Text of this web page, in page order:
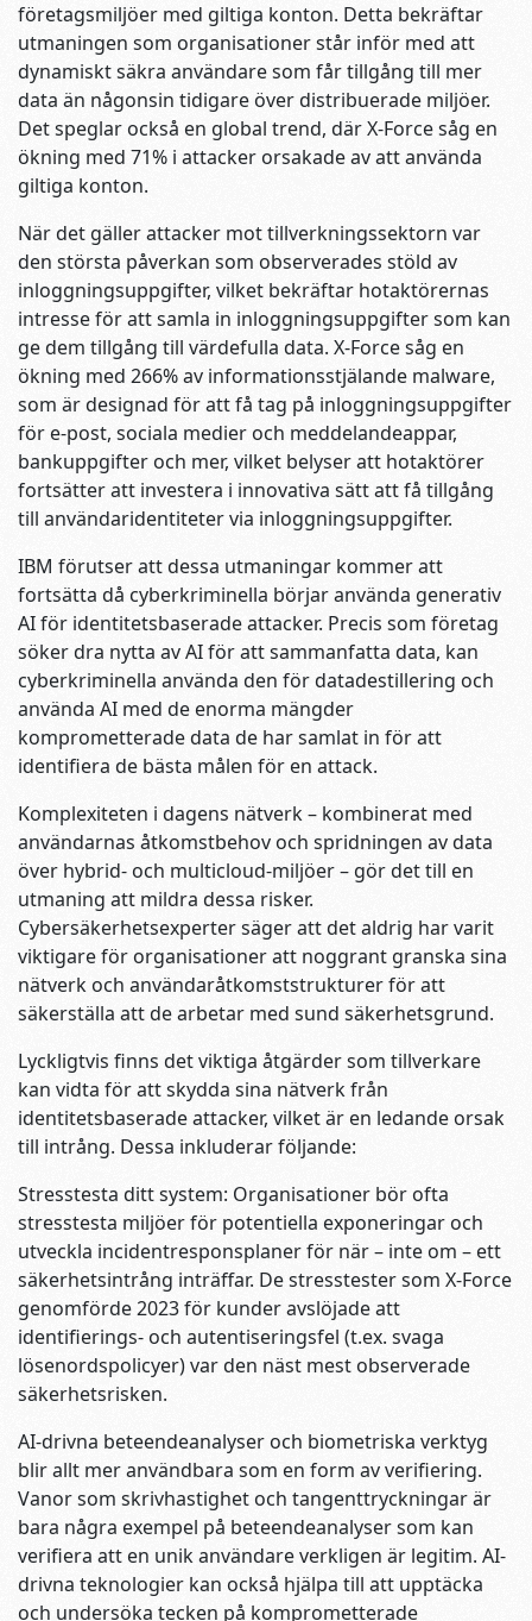
företagsmiljöer med giltiga konton. Detta bekräftar
utmaningen som organisationer står inför med att
dynamiskt säkra användare som får tillgång till mer
data än någonsin tidigare över distribuerade miljöer.
Det speglar också en global trend, där X-Force såg en
ökning med 71% i attacker orsakade av att använda
giltiga konton.
När det gäller attacker mot tillverkningssektorn var
den största påverkan som observerades stöld av
inloggningsuppgifter, vilket bekräftar hotaktörernas
intresse för att samla in inloggningsuppgifter som kan
ge dem tillgång till värdefulla data. X-Force såg en
ökning med 266% av informationsstjälande malware,
som är designad för att få tag på inloggningsuppgifter
för e-post, sociala medier och meddelandeappar,
bankuppgifter och mer, vilket belyser att hotaktörer
fortsätter att investera i innovativa sätt att få tillgång
till användaridentiteter via inloggningsuppgifter.
IBM förutser att dessa utmaningar kommer att
fortsätta då cyberkriminella börjar använda generativ
AI för identitetsbaserade attacker. Precis som företag
söker dra nytta av AI för att sammanfatta data, kan
cyberkriminella använda den för datadestillering och
använda AI med de enorma mängder
komprometterade data de har samlat in för att
identifiera de bästa målen för en attack.
Komplexiteten i dagens nätverk – kombinerat med
användarnas åtkomstbehov och spridningen av data
över hybrid- och multicloud-miljöer – gör det till en
utmaning att mildra dessa risker.
Cybersäkerhetsexperter säger att det aldrig har varit
viktigare för organisationer att noggrant granska sina
nätverk och användaråtkomststrukturer för att
säkerställa att de arbetar med sund säkerhetsgrund.
Lyckligtvis finns det viktiga åtgärder som tillverkare
kan vidta för att skydda sina nätverk från
identitetsbaserade attacker, vilket är en ledande orsak
till intrång. Dessa inkluderar följande:
Stresstesta ditt system: Organisationer bör ofta
stresstesta miljöer för potentiella exponeringar och
utveckla incidentresponsplaner för när – inte om – ett
säkerhetsintrång inträffar. De stresstester som X-Force
genomförde 2023 för kunder avslöjade att
identifierings- och autentiseringsfel (t.ex. svaga
lösenordspolicyer) var den näst mest observerade
säkerhetsrisken.
AI-drivna beteendeanalyser och biometriska verktyg
blir allt mer användbara som en form av verifiering.
Vanor som skrivhastighet och tangenttryckningar är
bara några exempel på beteendeanalyser som kan
verifiera att en unik användare verkligen är legitim. AI-
drivna teknologier kan också hjälpa till att upptäcka
och undersöka tecken på komprometterade